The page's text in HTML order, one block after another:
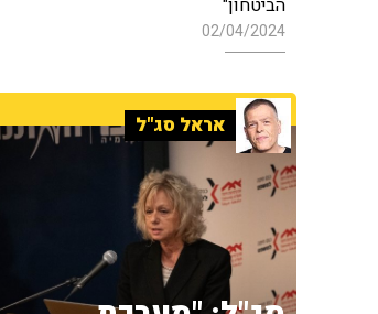
הביטחון"
02/04/2024
אראל סג"ל